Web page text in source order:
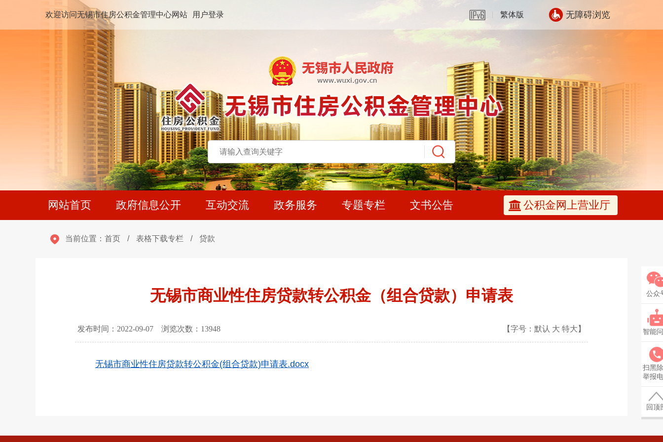
欢迎访问无锡市住房公积金管理中心网站 用户登录 繁体版 无障碍浏览
网站首页 政府信息公开 互动交流 政务服务 专题专栏 文书公告 公积金网上营业厅
当前位置： 首页 / 表格下载专栏 / 贷款
无锡市商业性住房贷款转公积金（组合贷款）申请表
发布时间：2022-09-07 浏览次数： 13948 【字号： 默认 大 特大 】
无锡市商业性住房贷款转公积金(组合贷款)申请表.docx
公众
智能
扫黑
举报
回顶